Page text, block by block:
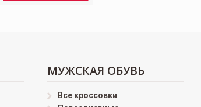
МУЖСКАЯ ОБУВЬ
Все кроссовки